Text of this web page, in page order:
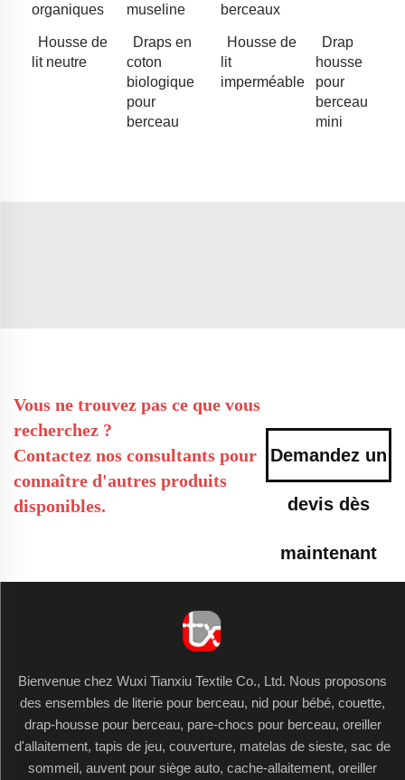
organiques
museline
berceaux
Housse de
lit neutre
Draps en
coton
biologique
pour
berceau
Housse de
lit
imperméable
Drap
housse
pour
berceau
mini
Vous ne trouvez pas ce que vous
recherchez ?
Contactez nos consultants pour
connaître d'autres produits
disponibles.
Demandez un
devis dès
maintenant
Bienvenue chez Wuxi Tianxiu Textile Co., Ltd. Nous proposons
des ensembles de literie pour berceau, nid pour bébé, couette,
drap-housse pour berceau, pare-chocs pour berceau, oreiller
d'allaitement, tapis de jeu, couverture, matelas de sieste, sac de
sommeil, auvent pour siège auto, cache-allaitement, oreiller